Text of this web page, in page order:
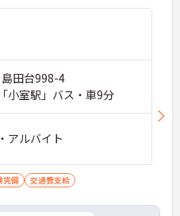
田台998-4
小室駅」バス・車9分
アルバイト
完備 交通費支給